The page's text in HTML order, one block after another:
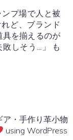
プ場で人と被
ど、ブランド
具を揃えるのが
しそう…」 も
・手作り革小物
using WordPress